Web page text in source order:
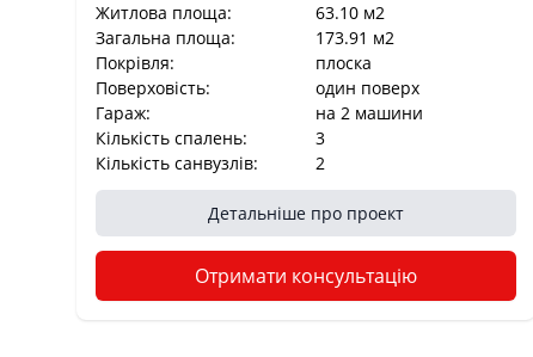
Житлова площа:
63.10 м2
Загальна площа:
173.91 м2
Покрівля:
плоска
Поверховість:
один поверх
Гараж:
на 2 машини
Кількість спалень:
3
Кількість санвузлів:
2
Детальніше про проект
Отримати консультацію